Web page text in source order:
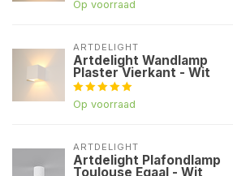
Op voorraad
ARTDELIGHT
Artdelight Wandlamp
Plaster Vierkant - Wit
Op voorraad
ARTDELIGHT
Artdelight Plafondlamp
Toulouse Egaal - Wit